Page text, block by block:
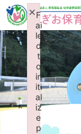
F
ai
le
d
t
o
in
iti
al
iz
e
p
×